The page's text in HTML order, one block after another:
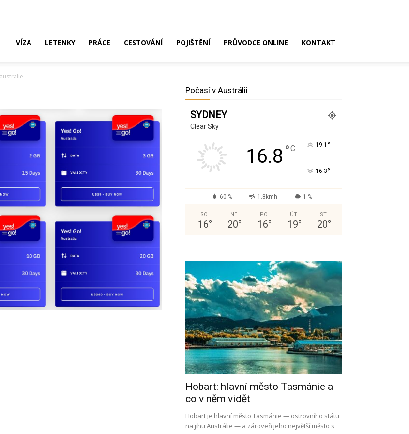
VÍZA LETENKY PRÁCE CESTOVÁNÍ POJIŠTĚNÍ PRŮVODCE ONLINE KONTAKT
Počasí v Austrálii
SYDNEY
Clear Sky
16.8 °C 19.1 °
16.3°
60 % 1.8kmh 1 %
SO
16°
NE
20°
PO
16°
ÚT
19°
ST
20°
Hobart: hlavní město Tasmánie a
co v něm vidět
Hobart je hlavní město Tasmánie — ostrovního státu
na jihu Austrálie — a zároveň jeho největší město s